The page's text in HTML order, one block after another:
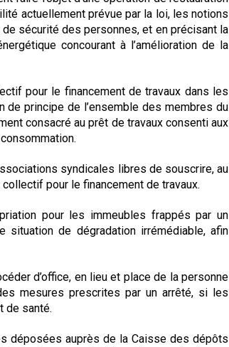
actuellement prévue par la loi, les notions
sécurité des personnes, et en précisant la
concourant à l’amélioration de la
pour le financement de travaux dans les
de principe de l’ensemble des membres du
consacré au prêt de travaux consenti aux
syndicales libres de souscrire, au
pour le financement de travaux.
pour les immeubles frappés par un
situation de dégradation irrémédiable, afin
d’office, en lieu et place de la personne
mesures prescrites par un arrêté, si les
de santé.
déposées auprès de la Caisse des dépôts